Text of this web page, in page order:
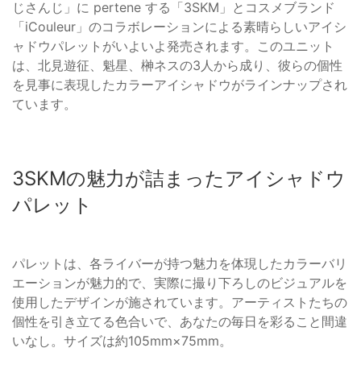
じさんじ」に pertene する「3SKM」とコスメブランド
「iCouleur」のコラボレーションによる素晴らしいアイシ
ャドウパレットがいよいよ発売されます。このユニット
は、北見遊征、魁星、榊ネスの3人から成り、彼らの個性
を見事に表現したカラーアイシャドウがラインナップされ
ています。
3SKMの魅力が詰まったアイシャドウ
パレット
パレットは、各ライバーが持つ魅力を体現したカラーバリ
エーションが魅力的で、実際に撮り下ろしのビジュアルを
使用したデザインが施されています。アーティストたちの
個性を引き立てる色合いで、あなたの毎日を彩ること間違
いなし。サイズは約105mm×75mm。